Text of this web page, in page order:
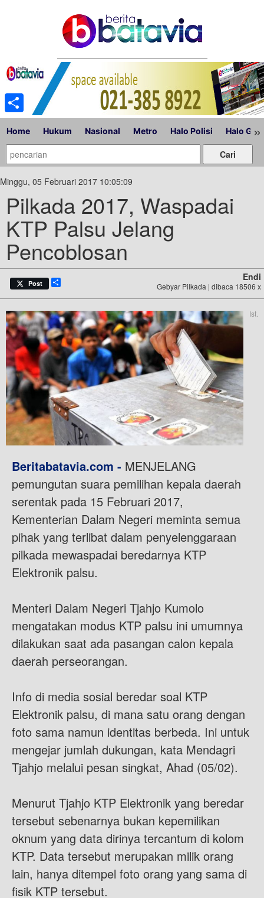
Home Hukum Nasional Metro Halo Polisi Halo »
Minggu, 05 Februari 2017 10:05:09
Pilkada 2017, Waspadai
KTP Palsu Jelang
Pencoblosan
Post
Endi
Gebyar Pilkada | dibaca 18506 x
Ist.
Beritabatavia.com - MENJELANG
pemungutan suara pemilihan kepala daerah
serentak pada 15 Februari 2017,
Kementerian Dalam Negeri meminta semua
pihak yang terlibat dalam penyelenggaraan
pilkada mewaspadai beredarnya KTP
Elektronik palsu.
Menteri Dalam Negeri Tjahjo Kumolo
mengatakan modus KTP palsu ini umumnya
dilakukan saat ada pasangan calon kepala
daerah perseorangan.
Info di media sosial beredar soal KTP
Elektronik palsu, di mana satu orang dengan
foto sama namun identitas berbeda. Ini untuk
mengejar jumlah dukungan, kata Mendagri
Tjahjo melalui pesan singkat, Ahad (05/02).
Menurut Tjahjo KTP Elektronik yang beredar
tersebut sebenarnya bukan kepemilikan
oknum yang data dirinya tercantum di kolom
KTP. Data tersebut merupakan milik orang
lain, hanya ditempel foto orang yang sama di
fisik KTP tersebut.
Share